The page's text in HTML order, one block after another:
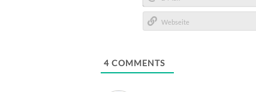
E-
Mail*
4 COMMENTS